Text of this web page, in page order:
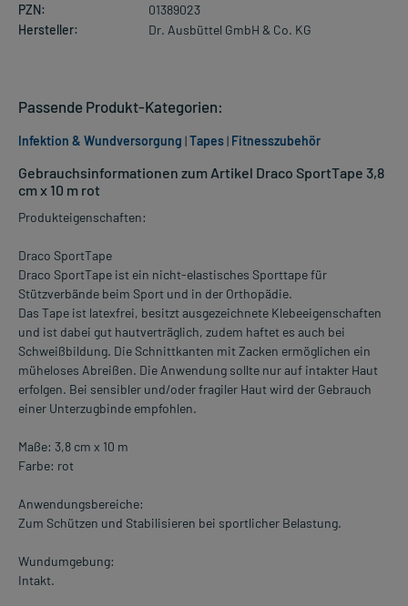
PZN:
01389023
Hersteller:
Dr. Ausbüttel GmbH & Co. KG
Gebrauchsinformationen zum Artikel Draco SportTape 3,8
cm x 10 m rot
Produkteigenschaften:
Draco SportTape
Draco SportTape ist ein nicht-elastisches Sporttape für
Stützverbände beim Sport und in der Orthopädie.
Das Tape ist latexfrei, besitzt ausgezeichnete Klebeeigenschaften
und ist dabei gut hautverträglich, zudem haftet es auch bei
Schweißbildung. Die Schnittkanten mit Zacken ermöglichen ein
müheloses Abreißen. Die Anwendung sollte nur auf intakter Haut
erfolgen. Bei sensibler und/oder fragiler Haut wird der Gebrauch
einer Unterzugbinde empfohlen.
Maße: 3,8 cm x 10 m
Farbe: rot
Anwendungsbereiche:
Zum Schützen und Stabilisieren bei sportlicher Belastung.
Wundumgebung:
Intakt.
Passende Produkt-Kategorien:
Infektion & Wundversorgung |Tapes| Fitnesszubehör